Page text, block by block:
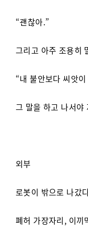
“괜찮아.”
그리고 아주 조용히
“내 불안보다 씨앗
그 말을 하고 나서야
외부
로봇이 밖으로 나갔
폐허 가장자리, 이끼